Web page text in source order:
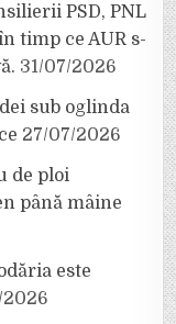
PSD, PNL
timp ce AUR s-
31/07/2026
sub oglinda
27/07/2026
de ploi
până mâine
este